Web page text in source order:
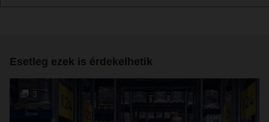
Esetleg ezek is érdekelhetik
3